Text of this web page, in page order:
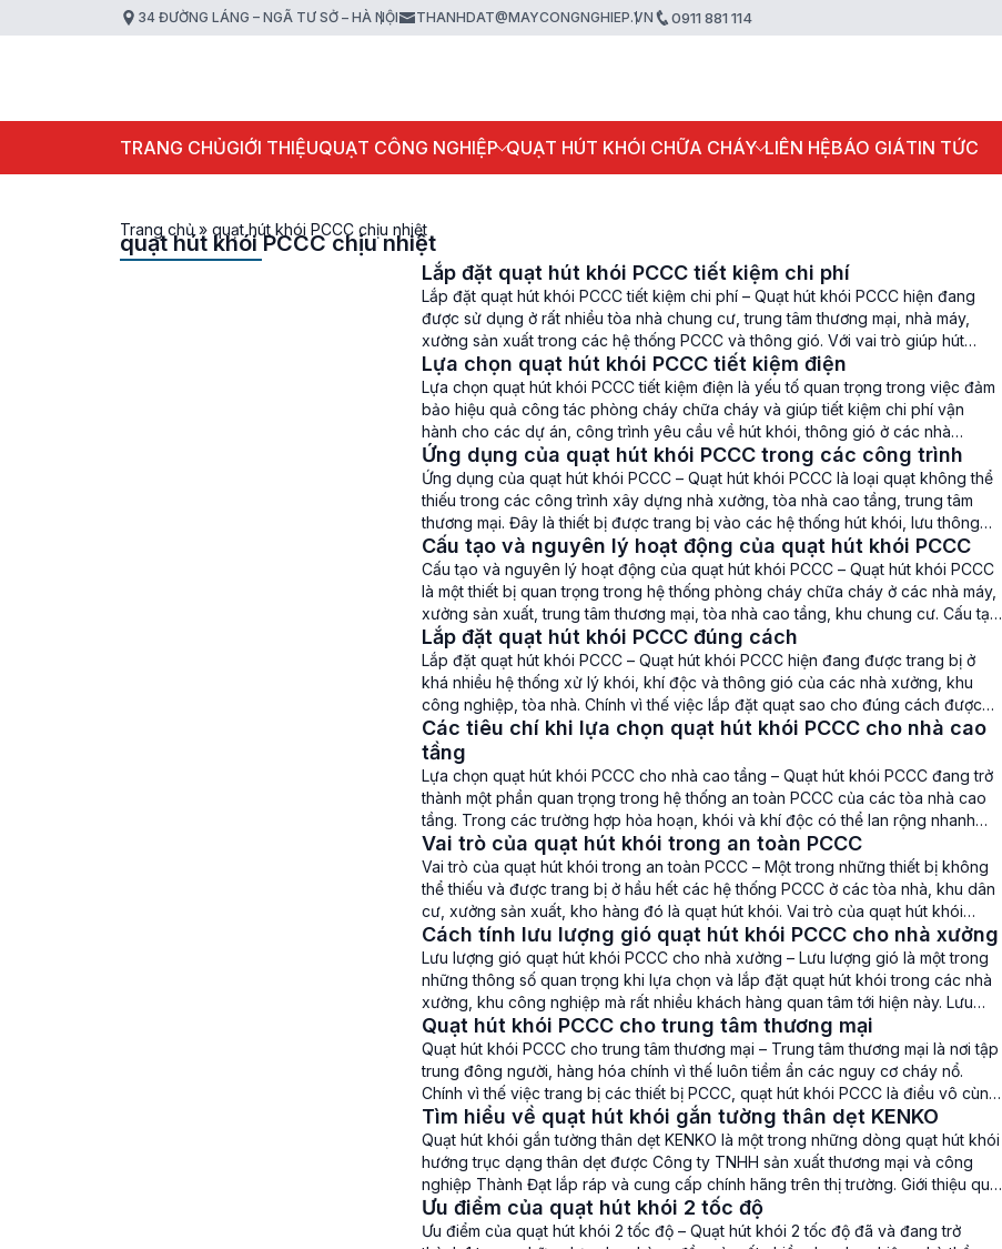
34 ĐƯỜNG LÁNG – NGÃ TƯ SỞ – HÀ NỘI THANHDAT@MAYCONGNGHIEP.VN 0911 881 114
TRANG CHỦGIỚI THIỆUQUẠT CÔNG NGHIỆP QUẠT HÚT KHÓI CHỮA CHÁY LIÊN HỆBÁO GIÁTIN TỨC
Trang chủ » quạt hút khói PCCC chịu nhiệt
quạt hút khói PCCC chịu nhiệt
Lắp đặt quạt hút khói PCCC tiết kiệm chi phí
Lắp đặt quạt hút khói PCCC tiết kiệm chi phí – Quạt hút khói PCCC hiện đang
được sử dụng ở rất nhiều tòa nhà chung cư, trung tâm thương mại, nhà máy,
xưởng sản xuất trong các hệ thống PCCC và thông gió. Với vai trò giúp hút
khói, khí độc ra ngoài mỗi […]
Lựa chọn quạt hút khói PCCC tiết kiệm điện
Lựa chọn quạt hút khói PCCC tiết kiệm điện là yếu tố quan trọng trong việc đảm
bảo hiệu quả công tác phòng cháy chữa cháy và giúp tiết kiệm chi phí vận
hành cho các dự án, công trình yêu cầu về hút khói, thông gió ở các nhà
xưởng, tòa nhà cao tầng. […]
Ứng dụng của quạt hút khói PCCC trong các công trình
Ứng dụng của quạt hút khói PCCC – Quạt hút khói PCCC là loại quạt không thể
thiếu trong các công trình xây dựng nhà xưởng, tòa nhà cao tầng, trung tâm
thương mại. Đây là thiết bị được trang bị vào các hệ thống hút khói, lưu thông
không khí, cung cấp khí tươi […]
Cấu tạo và nguyên lý hoạt động của quạt hút khói PCCC
Cấu tạo và nguyên lý hoạt động của quạt hút khói PCCC – Quạt hút khói PCCC
là một thiết bị quan trọng trong hệ thống phòng cháy chữa cháy ở các nhà máy,
xưởng sản xuất, trung tâm thương mại, tòa nhà cao tầng, khu chung cư. Cấu tạo
và nguyên lý hoạt động […]
Lắp đặt quạt hút khói PCCC đúng cách
Lắp đặt quạt hút khói PCCC – Quạt hút khói PCCC hiện đang được trang bị ở
khá nhiều hệ thống xử lý khói, khí độc và thông gió của các nhà xưởng, khu
công nghiệp, tòa nhà. Chính vì thế việc lắp đặt quạt sao cho đúng cách được
rất nhiều người quan tâm […]
Các tiêu chí khi lựa chọn quạt hút khói PCCC cho nhà cao
tầng
Lựa chọn quạt hút khói PCCC cho nhà cao tầng – Quạt hút khói PCCC đang trở
thành một phần quan trọng trong hệ thống an toàn PCCC của các tòa nhà cao
tầng. Trong các trường hợp hỏa hoạn, khói và khí độc có thể lan rộng nhanh
chóng, gây nguy hiểm cho cư […]
Vai trò của quạt hút khói trong an toàn PCCC
Vai trò của quạt hút khói trong an toàn PCCC – Một trong những thiết bị không
thể thiếu và được trang bị ở hầu hết các hệ thống PCCC ở các tòa nhà, khu dân
cư, xưởng sản xuất, kho hàng đó là quạt hút khói. Vai trò của quạt hút khói
trong an […]
Cách tính lưu lượng gió quạt hút khói PCCC cho nhà xưởng
Lưu lượng gió quạt hút khói PCCC cho nhà xưởng – Lưu lượng gió là một trong
những thông số quan trọng khi lựa chọn và lắp đặt quạt hút khói trong các nhà
xưởng, khu công nghiệp mà rất nhiều khách hàng quan tâm tới hiện này. Lưu
lượng gió quạt hút khói PCCC […]
Quạt hút khói PCCC cho trung tâm thương mại
Quạt hút khói PCCC cho trung tâm thương mại – Trung tâm thương mại là nơi tập
trung đông người, hàng hóa chính vì thế luôn tiềm ẩn các nguy cơ cháy nổ.
Chính vì thế việc trang bị các thiết bị PCCC, quạt hút khói PCCC là điều vô cùng
cần thiết và trở […]
Tìm hiểu về quạt hút khói gắn tường thân dẹt KENKO
Quạt hút khói gắn tường thân dẹt KENKO là một trong những dòng quạt hút khói
hướng trục dạng thân dẹt được Công ty TNHH sản xuất thương mại và công
nghiệp Thành Đạt lắp ráp và cung cấp chính hãng trên thị trường. Giới thiệu quạt
hút khói gắn tường thân dẹt KENKO Để […]
Ưu điểm của quạt hút khói 2 tốc độ
Ưu điểm của quạt hút khói 2 tốc độ – Quạt hút khói 2 tốc độ đã và đang trở